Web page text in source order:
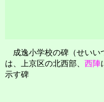
成逸小学校の碑（せいい
は、上京区の北西部、 西陣
示す碑